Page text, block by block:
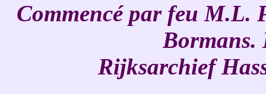
Commencé par feu M.L.
Bormans.
Rijksarchief